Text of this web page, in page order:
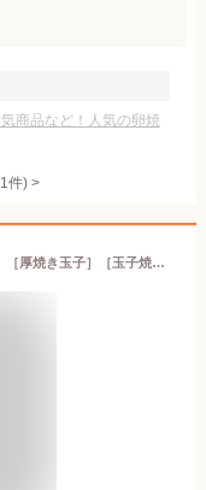
商品など！人気の卵焼
1件) >
【水郷の味】小江戸親子焼き［千葉県産］［厚焼き玉子］［玉子焼き］［卵焼き］食いしんぼう祭 ※【 冷蔵 限定配送 】※冷凍限定商品とは同梱できません 別途送料がかかります